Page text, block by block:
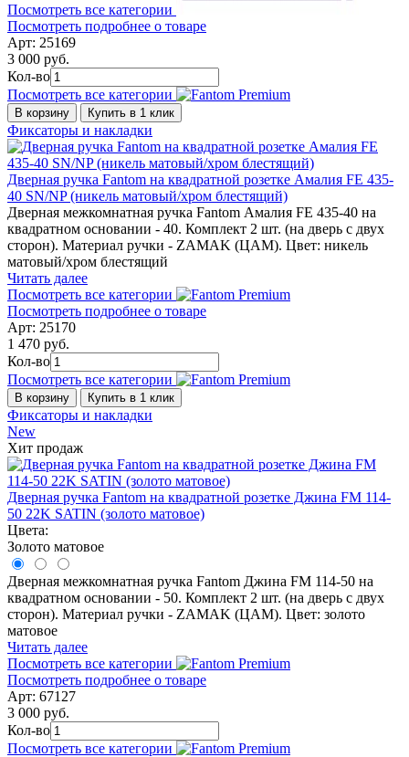
Посмотреть все категории
Посмотреть подробнее о товаре
Арт: 25169
3 000 руб.
Кол-во
Посмотреть все категории
В корзину Купить в 1 клик
Фиксаторы и накладки
Дверная ручка Fantom на квадратной розетке Амалия FE 435-
40 SN/NP (никель матовый/хром блестящий)
Дверная межкомнатная ручка Fantom Амалия FE 435-40 на
квадратном основании - 40. Комплект 2 шт. (на дверь с двух
сторон). Материал ручки - ZAMAK (ЦАМ). Цвет: никель
матовый/хром блестящий
Читать далее
Посмотреть все категории
Посмотреть подробнее о товаре
Арт: 25170
1 470 руб.
Кол-во
Посмотреть все категории
В корзину Купить в 1 клик
Фиксаторы и накладки
New
Хит продаж
Дверная ручка Fantom на квадратной розетке Джина FM 114-
50 22K SATIN (золото матовое)
Цвета:
Золото матовое
Дверная межкомнатная ручка Fantom Джина FM 114-50 на
квадратном основании - 50. Комплект 2 шт. (на дверь с двух
сторон). Материал ручки - ZAMAK (ЦАМ). Цвет: золото
матовое
Читать далее
Посмотреть все категории
Посмотреть подробнее о товаре
Арт: 67127
3 000 руб.
Кол-во
Посмотреть все категории